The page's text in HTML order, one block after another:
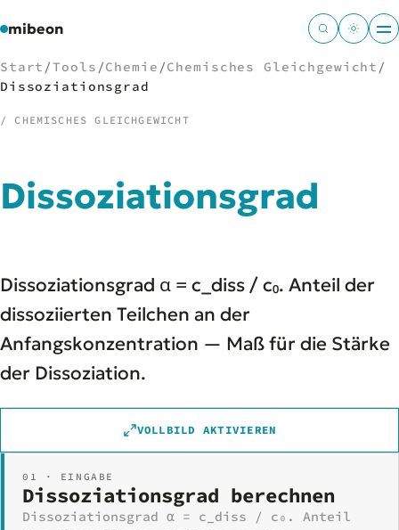
mibeon
01Start
05Docs
06Tools
07Welten
Start /Tools /Chemie /Chemisches Gleichgewicht /
Dissoziationsgrad
/ CHEMISCHES GLEICHGEWICHT
Dissoziationsgrad
Dissoziationsgrad α = c_diss / c₀. Anteil der
dissoziierten Teilchen an der
Anfangskonzentration — Maß für die Stärke
der Dissoziation.
VOLLBILD AKTIVIEREN
01 · EINGABE
Dissoziationsgrad berechnen
Dissoziationsgrad α = c_diss / c₀. Anteil